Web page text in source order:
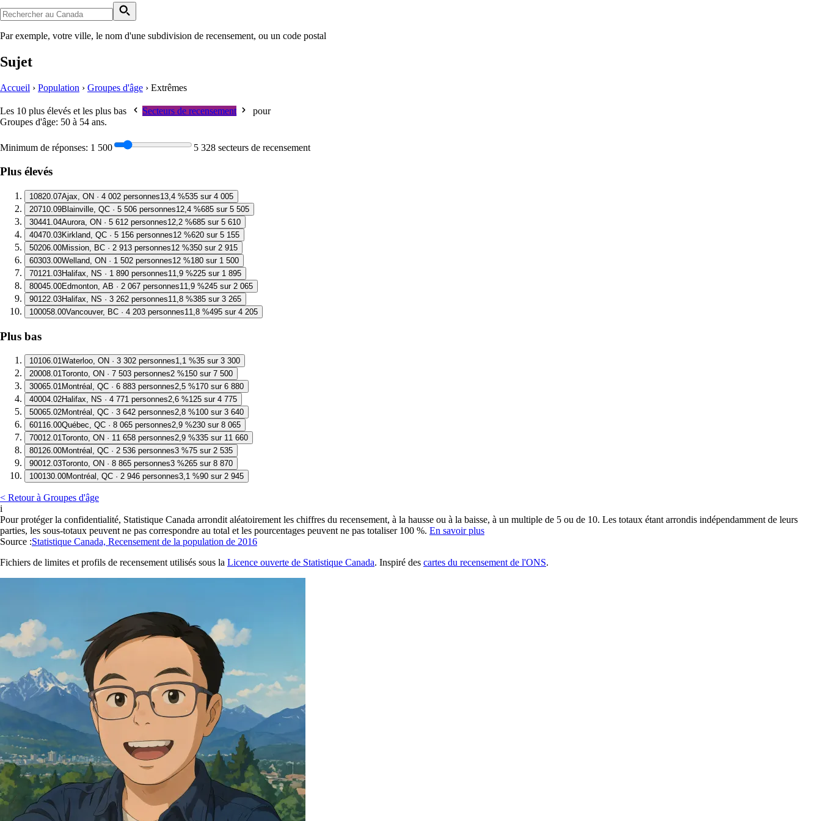
Par exemple, votre ville, le nom d'une subdivision de recensement, ou un code postal
Sujet
Accueil › Population › Groupes d'âge › Extrêmes
Les 10 plus élevés et les plus bas Secteurs de recensement
pour
Groupes d'âge: 50 à 54 ans.
Minimum de réponses: 1 500 5 328 secteurs de recensement
Plus élevés
1 0820.07Ajax, ON · 4 002 personnes13,4 %535 sur 4 005
20710.09Blainville, QC · 5 506 personnes12,4 %685 sur 5 505
30441.04Aurora, ON · 5 612 personnes12,2 %685 sur 5 610
40470.03Kirkland, QC · 5 156 personnes12 %620 sur 5 155
50206.00Mission, BC · 2 913 personnes12 %350 sur 2 915
60303.00Welland, ON · 1 502 personnes12 %180 sur 1 500
70121.03Halifax, NS · 1 890 personnes11,9 %225 sur 1 895
80045.00Edmonton, AB · 2 067 personnes11,9 %245 sur 2 065
90122.03Halifax, NS · 3 262 personnes11,8 %385 sur 3 265
100058.00Vancouver, BC · 4 203 personnes11,8 %495 sur 4 205
Plus bas
10106.01Waterloo, ON · 3 302 personnes1,1 %35 sur 3 300
20008.01Toronto, ON · 7 503 personnes2 %150 sur 7 500
30065.01Montréal, QC · 6 883 personnes2,5 %170 sur 6 880
40004.02Halifax, NS · 4 771 personnes2,6 %125 sur 4 775
50065.02Montréal, QC · 3 642 personnes2,8 %100 sur 3 640
60116.00Québec, QC · 8 065 personnes2,9 %230 sur 8 065
70012.01Toronto, ON · 11 658 personnes2,9 %335 sur 11 660
80126.00Montréal, QC · 2 536 personnes3 %75 sur 2 535
90012.03Toronto, ON · 8 865 personnes3 %265 sur 8 870
100130.00Montréal, QC · 2 946 personnes3,1 %90 sur 2 945
< Retour à Groupes d'âge
i
Pour protéger la confidentialité, Statistique Canada arrondit aléatoirement les chiffres du recensement, à la hausse ou à la baisse, à un multiple de 5 ou de 10. Les totaux étant arrondis indépendamment de leurs
parties, les sous-totaux peuvent ne pas correspondre au total et les pourcentages peuvent ne pas totaliser 100 %. En savoir plus
Source :Statistique Canada, Recensement de la population de 2016
Fichiers de limites et profils de recensement utilisés sous la Licence ouverte de Statistique Canada. Inspiré des cartes du recensement de l'ONS.